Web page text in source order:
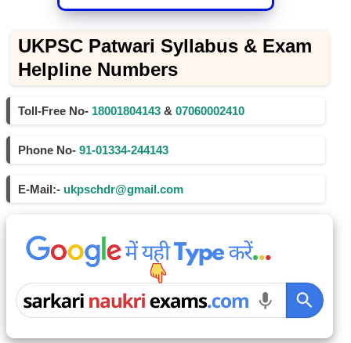
UKPSC Patwari Syllabus & Exam
Helpline Numbers
Toll-Free No- 18001804143 & 07060002410
Phone No- 91-01334-244143
E-Mail:- ukpschdr@gmail.com